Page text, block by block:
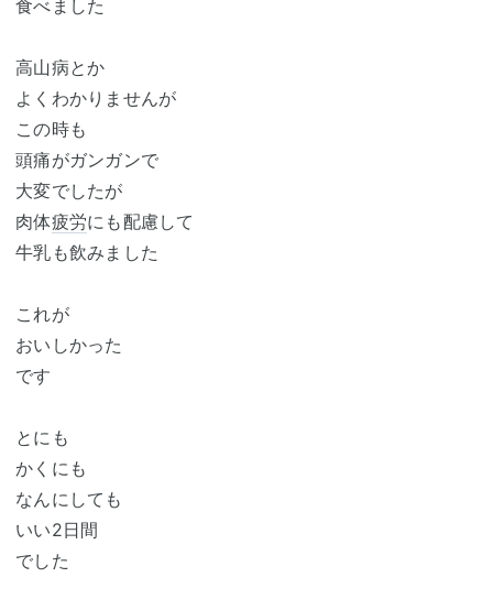
食べました
高山病とか
よくわかりませんが
この時も
頭痛がガンガンで
大変でしたが
肉体疲労にも配慮して
牛乳も飲みました
これが
おいしかった
です
とにも
かくにも
なんにしても
いい2日間
でした